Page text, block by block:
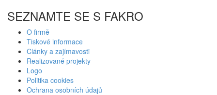
SEZNAMTE SE S FAKRO
O firmě
Tiskové informace
Články a zajímavosti
Realizované projekty
Logo
Politika cookies
Ochrana osobních údajů